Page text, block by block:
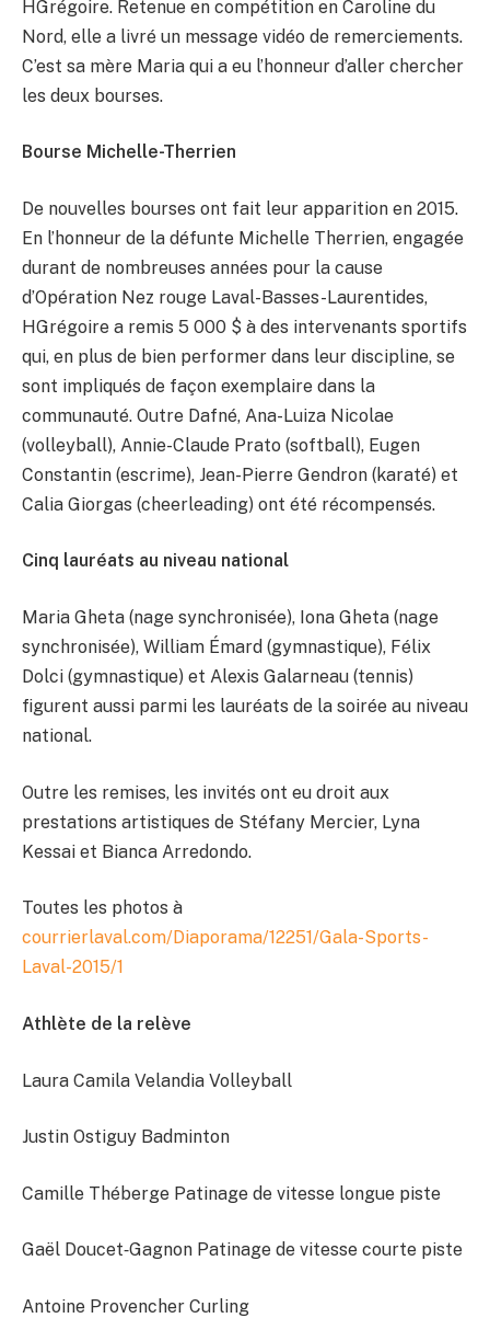
HGrégoire. Retenue en compétition en Caroline du
Nord, elle a livré un message vidéo de remerciements.
C’est sa mère Maria qui a eu l’honneur d’aller chercher
les deux bourses.
Bourse Michelle-Therrien
De nouvelles bourses ont fait leur apparition en 2015.
En l’honneur de la défunte Michelle Therrien, engagée
durant de nombreuses années pour la cause
d’Opération Nez rouge Laval-Basses-Laurentides,
HGrégoire a remis 5 000 $ à des intervenants sportifs
qui, en plus de bien performer dans leur discipline, se
sont impliqués de façon exemplaire dans la
communauté. Outre Dafné, Ana-Luiza Nicolae
(volleyball), Annie-Claude Prato (softball), Eugen
Constantin (escrime), Jean-Pierre Gendron (karaté) et
Calia Giorgas (cheerleading) ont été récompensés.
Cinq lauréats au niveau national
Maria Gheta (nage synchronisée), Iona Gheta (nage
synchronisée), William Émard (gymnastique), Félix
Dolci (gymnastique) et Alexis Galarneau (tennis)
figurent aussi parmi les lauréats de la soirée au niveau
national.
Outre les remises, les invités ont eu droit aux
prestations artistiques de Stéfany Mercier, Lyna
Kessai et Bianca Arredondo.
Toutes les photos à
courrierlaval.com/Diaporama/12251/Gala-Sports-
Laval-2015/1
Athlète de la relève
Laura Camila Velandia Volleyball
Justin Ostiguy Badminton
Camille Théberge Patinage de vitesse longue piste
Gaël Doucet‐Gagnon Patinage de vitesse courte piste
Antoine Provencher Curling